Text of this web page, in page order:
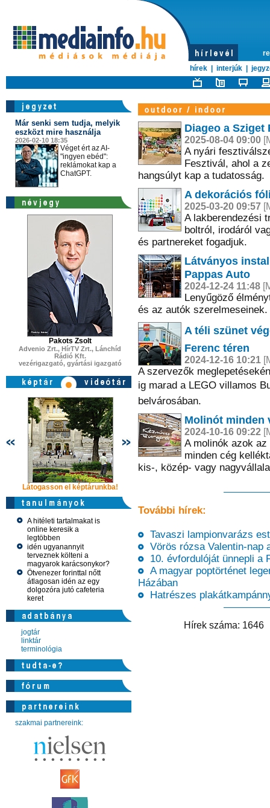
hírek
interjúk
Már senki sem tudja, melyik
eszközt mire használja
2026-02-10 18:35
Véget ért az AI-
"ingyen ebéd":
reklámokat kap a
ChatGPT.
Pakots Zsolt
Advenio Zrt., HírTV Zrt., Lánchíd
Rádió Kft.
vezérigazgató, gyártási igazgató
Látogasson el képtárunkba!
A hitéleti tartalmakat is
online keresik a
legtöbben
idén ugyanannyit
terveznek költeni a
magyarok karácsonykor?
Ötvenezer forinttal nőtt
átlagosan idén az egy
dolgozóra jutó cafeteria
keret
jogtár
linktár
terminológia
szakmai partnereink:
Diageo a Sziget
2025-08-04 09:00
A nyári
Fesztivál, ahol a
hangsúlyt kap a tudatosság.
A dekorációs
2025-03-20 09:57
A lakberendezési
boltról, irodáról
és partnereket fogadjuk.
Látványos
Pappas Auto
2024-12-24 11:48
Lenyűgöző
és az autók szerelmeseinek.
A téli szünet
Ferenc téren
2024-12-16 10:21
A szervezők
ig marad a LEGO villamos
belvárosában.
Molinót minden
2024-10-16 09:22
A molinók azok
minden cég
kis-, közép- vagy
További hírek:
Tavaszi lampionvarázs
Vörös rózsa Valentin-nap
10. évfordulóját ünnepli a
A magyar poptörténet
Házában
Hatrészes
Hírek száma: